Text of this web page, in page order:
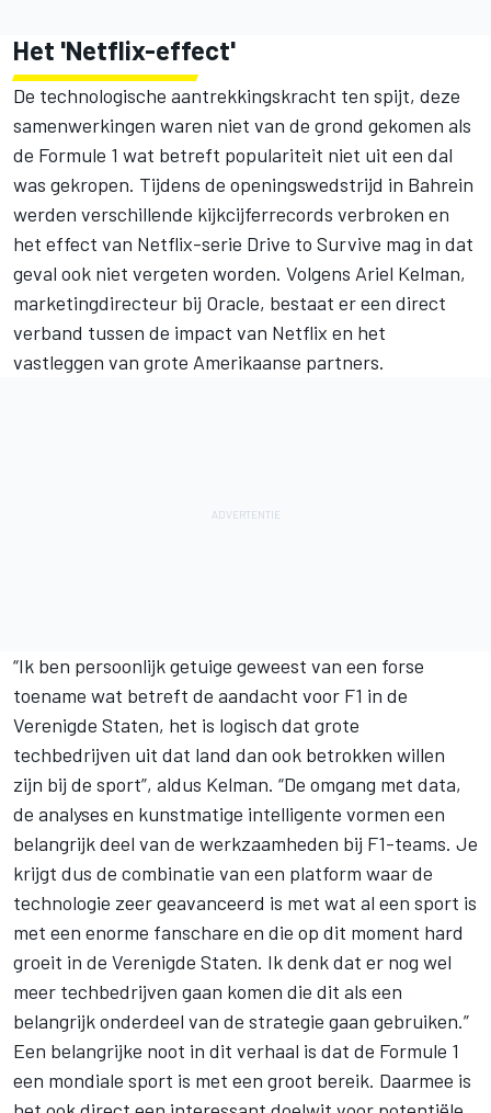
Het 'Netflix-effect'
De technologische aantrekkingskracht ten spijt, deze
samenwerkingen waren niet van de grond gekomen als
de Formule 1 wat betreft populariteit niet uit een dal
was gekropen. Tijdens de openingswedstrijd in Bahrein
werden verschillende kijkcijferrecords verbroken en
het effect van Netflix-serie Drive to Survive mag in dat
geval ook niet vergeten worden. Volgens Ariel Kelman,
marketingdirecteur bij Oracle, bestaat er een direct
verband tussen de impact van Netflix en het
vastleggen van grote Amerikaanse partners.
“Ik ben persoonlijk getuige geweest van een forse
toename wat betreft de aandacht voor F1 in de
Verenigde Staten, het is logisch dat grote
techbedrijven uit dat land dan ook betrokken willen
zijn bij de sport”, aldus Kelman. “De omgang met data,
de analyses en kunstmatige intelligente vormen een
belangrijk deel van de werkzaamheden bij F1-teams. Je
krijgt dus de combinatie van een platform waar de
technologie zeer geavanceerd is met wat al een sport is
met een enorme fanschare en die op dit moment hard
groeit in de Verenigde Staten. Ik denk dat er nog wel
meer techbedrijven gaan komen die dit als een
belangrijk onderdeel van de strategie gaan gebruiken.”
Een belangrijke noot in dit verhaal is dat de Formule 1
een mondiale sport is met een groot bereik. Daarmee is